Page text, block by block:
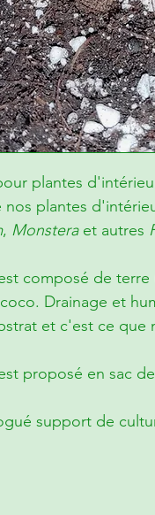
plantes
nos plantes
, Monsteraet autres
composé de
Drainage et
et c'est ce que
proposé en sac
support de